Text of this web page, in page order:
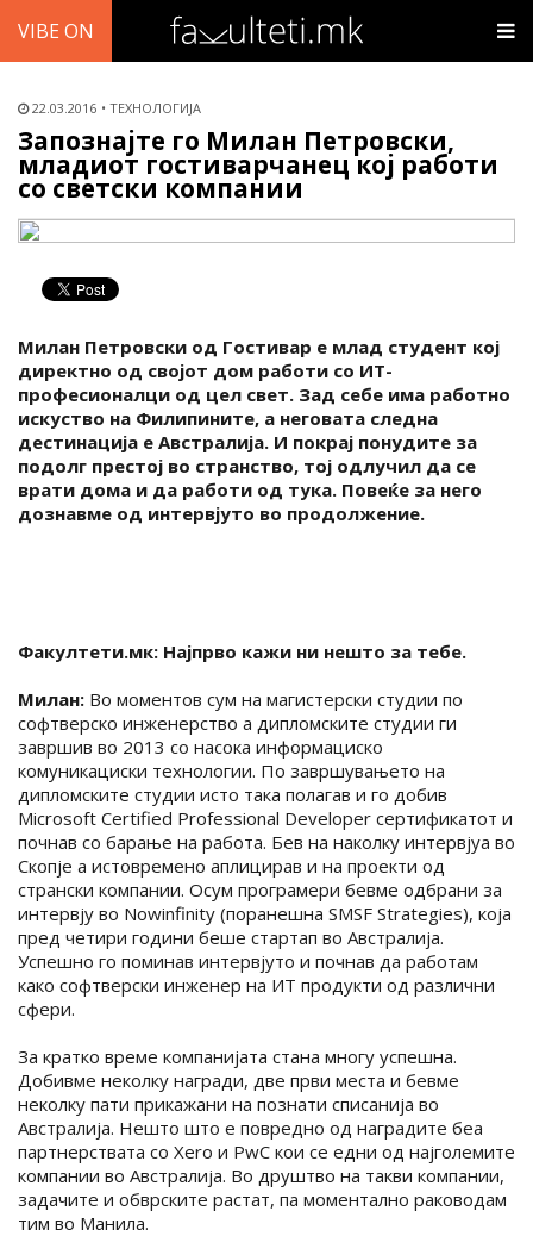
VIBE ON
22.03.2016 ТЕХНОЛОГИЈА
Запознајте го Милан Петровски,
младиот гостиварчанец кој работи
со светски компании
Милан Петровски од Гостивар е млад студент кој
директно од својот дом работи со ИТ-
професионалци од цел свет. Зад себе има работно
искуство на Филипините, а неговата следна
дестинација е Австралија. И покрај понудите за
подолг престој во странство, тој одлучил да се
врати дома и да работи од тука. Повеќе за него
дознавме од интервјуто во продолжение.
Факултети.мк: Најпрво кажи ни нешто за тебе.
Милан: Во моментов сум на магистерски студии по
софтверско инженерство а дипломските студии ги
завршив во 2013 со насока информациско
комуникациски технологии. По завршувањето на
дипломските студии исто така полагав и го добив
Microsoft Certified Professional Developer сертификатот и
почнав со барање на работа. Бев на наколку интервјуа во
Скопје а истовремено аплицирав и на проекти од
странски компании. Осум програмери бевме одбрани за
интервју во Nowinfinity (поранешна SMSF Strategies), која
пред четири години беше стартап во Австралија.
Успешно го поминав интервјуто и почнав да работам
како софтверски инженер на ИТ продукти од различни
сфери.
За кратко време компанијата стана многу успешна.
Добивме неколку награди, две први места и бевме
неколку пати прикажани на познати списанија во
Австралија. Нешто што е повредно од наградите беа
партнерствата со Xero и PwC кои се едни од најголемите
компании во Австралија. Во друштво на такви компании,
задачите и обврските растат, па моментално раководам
тим во Манила.